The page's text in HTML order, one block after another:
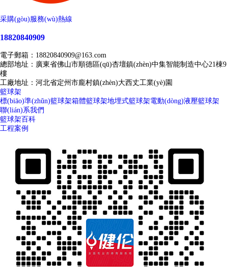
采購(gòu)服務(wù)熱線
18820840909
電子郵箱：18820840909@163.com
總部地址：廣東省佛山市順德區(qū)杏壇鎮(zhèn)中集智能制造中心21棟9
樓
工廠地址：河北省定州市龐村鎮(zhèn)大西丈工業(yè)園
籃球架
標(biāo)準(zhǔn)籃球架箱體籃球架地埋式籃球架電動(dòng)液壓籃球架
聯(lián)系我們
籃球架百科
工程案例